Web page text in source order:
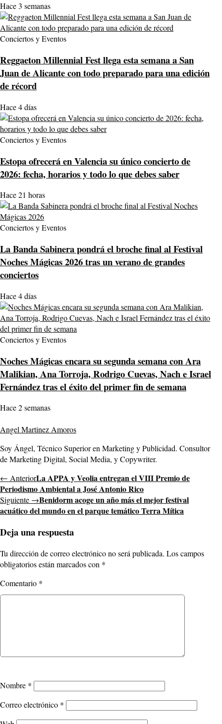
Hace 3 semanas
Conciertos y Eventos
Reggaeton Millennial Fest llega esta semana a San
Juan de Alicante con todo preparado para una edición
de récord
Hace 4 días
Conciertos y Eventos
Estopa ofrecerá en Valencia su único concierto de
2026: fecha, horarios y todo lo que debes saber
Hace 21 horas
Conciertos y Eventos
La Banda Sabinera pondrá el broche final al Festival
Noches Mágicas 2026 tras un verano de grandes
conciertos
Hace 4 días
Conciertos y Eventos
Noches Mágicas encara su segunda semana con Ara
Malikian, Ana Torroja, Rodrigo Cuevas, Nach e Israel
Fernández tras el éxito del primer fin de semana
Hace 2 semanas
Angel Martinez Amoros
Soy Ángel, Técnico Superior en Marketing y Publicidad. Consultor
de Marketing Digital, Social Media, y Copywriter.
← AnteriorLa APPA y Veolia entregan el VIII Premio de
Periodismo Ambiental a José Antonio Rico
Siguiente →Benidorm acoge un año más el mejor festival
acuático del mundo en el parque temático Terra Mítica
Deja una respuesta
Tu dirección de correo electrónico no será publicada. Los campos
obligatorios están marcados con *
Comentario *
Nombre *
Correo electrónico *